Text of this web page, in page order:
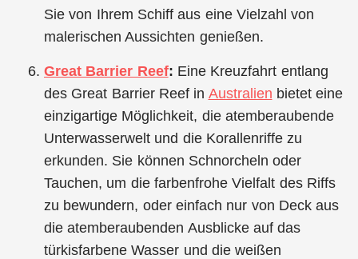
Sie von Ihrem Schiff aus eine Vielzahl von
malerischen Aussichten genießen.
Great Barrier Reef: Eine Kreuzfahrt entlang
des Great Barrier Reef in Australien bietet eine
einzigartige Möglichkeit, die atemberaubende
Unterwasserwelt und die Korallenriffe zu
erkunden. Sie können Schnorcheln oder
Tauchen, um die farbenfrohe Vielfalt des Riffs
zu bewundern, oder einfach nur von Deck aus
die atemberaubenden Ausblicke auf das
türkisfarbene Wasser und die weißen